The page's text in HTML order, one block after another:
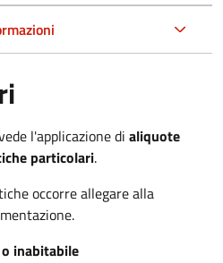
l'applicazione di aliquote
particolari.
occorre allegare alla
inabitabile